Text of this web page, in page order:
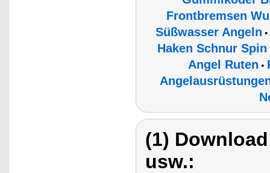
Frontbremsen
Süßwasser Angeln •
Haken Schnur
Angel Ruten •
(1)
usw.: